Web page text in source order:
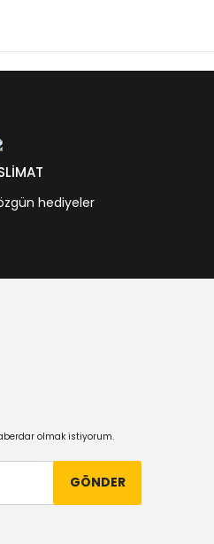
hediyeler
olmak istiyorum.
GÖNDER